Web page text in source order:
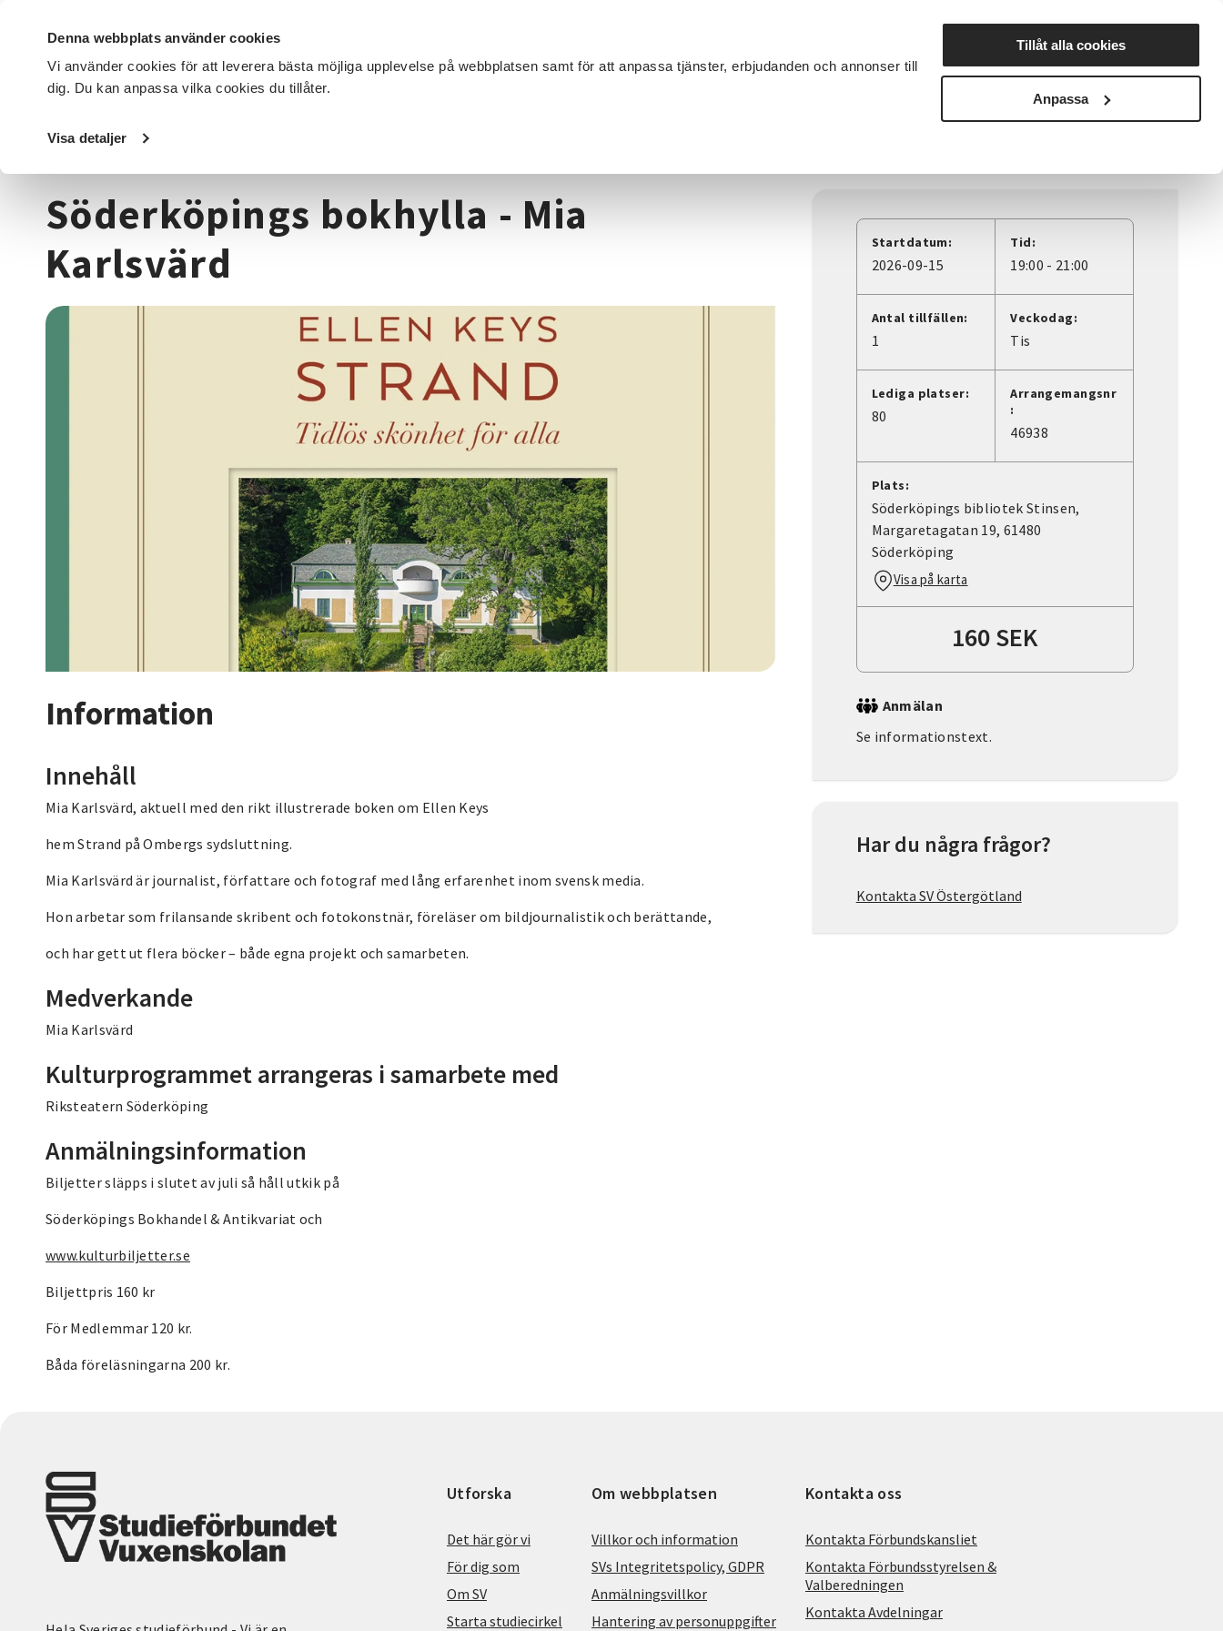
Denna webbplats använder cookies
Vi använder cookies för att leverera bästa möjliga upplevelse på webbplatsen samt för att anpassa tjänster, erbjudanden och annonser till
dig. Du kan anpassa vilka cookies du tillåter.
Visa detaljer
Tillåt alla cookies
Anpassa
DET HÄR GÖR VI FÖR DIG SOM SÖK KURSER OCH EVENEMANG Nyheter Avdelningar
Startsida / Kurser och evenemang
Söderköpings bokhylla - Mia
Karlsvärd
Information
Innehåll
Mia Karlsvärd, aktuell med den rikt illustrerade boken om Ellen Keys
hem Strand på Ombergs sydsluttning.
Mia Karlsvärd är journalist, författare och fotograf med lång erfarenhet inom svensk media.
Hon arbetar som frilansande skribent och fotokonstnär, föreläser om bildjournalistik och berättande,
och har gett ut flera böcker – både egna projekt och samarbeten.
Medverkande
Mia Karlsvärd
Kulturprogrammet arrangeras i samarbete med
Riksteatern Söderköping
Anmälningsinformation
Biljetter släpps i slutet av juli så håll utkik på
Söderköpings Bokhandel & Antikvariat och
www.kulturbiljetter.se
Biljettpris 160 kr
För Medlemmar 120 kr.
Båda föreläsningarna 200 kr.
Startdatum:
2026-09-15
Tid:
19:00 - 21:00
Antal tillfällen:
1
Veckodag:
Tis
Lediga platser:
80
Arrangemangsnr
:
46938
Plats:
Söderköpings bibliotek Stinsen,
Margaretagatan 19, 61480
Söderköping
Visa på karta
160 SEK
Anmälan
Se informationstext.
Har du några frågor?
Kontakta SV Östergötland
Utforska
Det här gör vi
För dig som
Om SV
Starta studiecirkel
Om webbplatsen
Villkor och information
SVs Integritetspolicy, GDPR
Anmälningsvillkor
Hantering av personuppgifter
Kontakta oss
Kontakta Förbundskansliet
Kontakta Förbundsstyrelsen &
Valberedningen
Kontakta Avdelningar